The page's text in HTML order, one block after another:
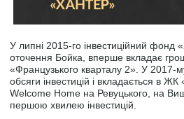
У липні 2015-го інвестиційний фонд
оточення Бойка, вперше вкладає
«Французького кварталу 2». У 2017-
обсяги інвестицій і вкладається в
Welcome Home на Ревуцького, на
першою хвилею інвестицій.